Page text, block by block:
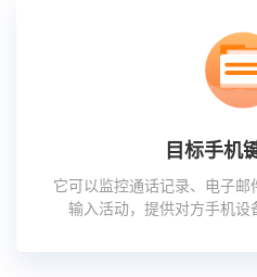
目标手机
它可以监控通话记录、电子
输入活动，提供对方手机设